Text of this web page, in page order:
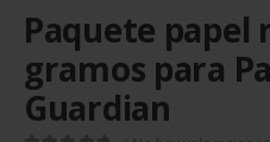
Paquete papel
gramos para
Guardian